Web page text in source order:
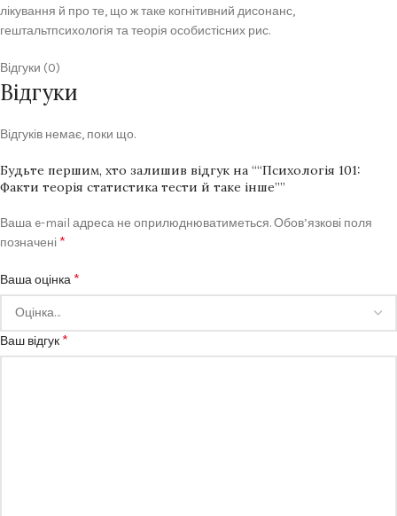
лікування й про те, що ж таке когнітивний дисонанс,
гештальтпсихологія та теорія особистісних рис.
Відгуки (0)
Відгуки
Відгуків немає, поки що.
Будьте першим, хто залишив відгук на ““Психологія 101:
Факти теорія статистика тести й таке інше””
Ваша e-mail адреса не оприлюднюватиметься.Обов’язкові поля
позначені *
Ваша оцінка *
Ваш відгук *